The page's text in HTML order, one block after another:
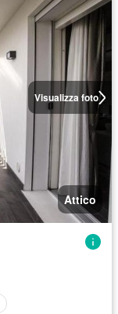
Visualizza foto
Attico